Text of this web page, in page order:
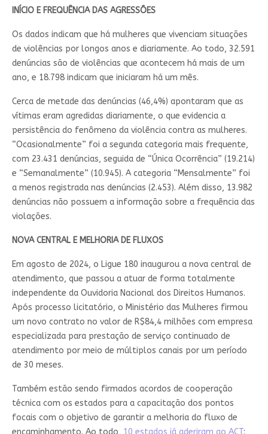
INÍCIO E FREQUÊNCIA DAS AGRESSÕES
Os dados indicam que há mulheres que vivenciam situações
de violências por longos anos e diariamente. Ao todo, 32.591
denúncias são de violências que acontecem há mais de um
ano, e 18.798 indicam que iniciaram há um mês.
Cerca de metade das denúncias (46,4%) apontaram que as
vítimas eram agredidas diariamente, o que evidencia a
persistência do fenômeno da violência contra as mulheres.
“Ocasionalmente” foi a segunda categoria mais frequente,
com 23.431 denúncias, seguida de “Única Ocorrência” (19.214)
e “Semanalmente” (10.945). A categoria “Mensalmente” foi
a menos registrada nas denúncias (2.453). Além disso, 13.982
denúncias não possuem a informação sobre a frequência das
violações.
NOVA CENTRAL E MELHORIA DE FLUXOS
Em agosto de 2024, o Ligue 180 inaugurou a nova central de
atendimento, que passou a atuar de forma totalmente
independente da Ouvidoria Nacional dos Direitos Humanos.
Após processo licitatório, o Ministério das Mulheres firmou
um novo contrato no valor de R$84,4 milhões com empresa
especializada para prestação de serviço continuado de
atendimento por meio de múltiplos canais por um período
de 30 meses.
Também estão sendo firmados acordos de cooperação
técnica com os estados para a capacitação dos pontos
focais com o objetivo de garantir a melhoria do fluxo de